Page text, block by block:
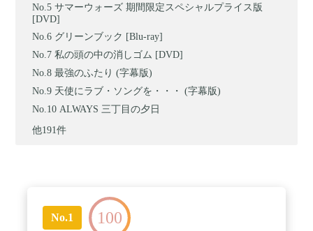
サマーウォーズ 期間限定スペシャルプライス版
[DVD]
グリーンブック [Blu-ray]
私の頭の中の消しゴム [DVD]
最強のふたり (字幕版)
天使にラブ・ソングを・・・ (字幕版)
ALWAYS 三丁目の夕日
他191件
No.1 100